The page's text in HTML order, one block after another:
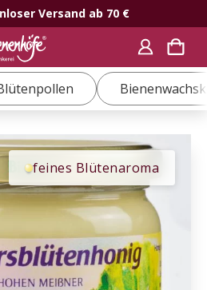
Versand ab 70 €
feines Blütenaroma